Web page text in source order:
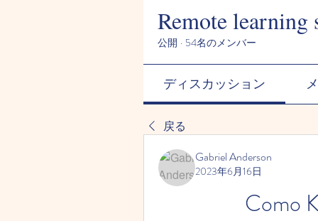
Remote learning
公開 · 54名のメンバー
ディスカッション
戻る
Gabriel Anderson
2023年6月16日
Como